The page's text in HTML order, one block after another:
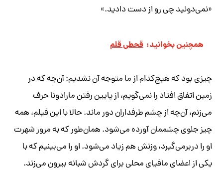
«نمی‌دونید چی رو از دست دادید.»
همچنین بخوانید: قحطی قلم
چیزی بود که هیچ‌کدام از ما متوجه آن نشدیم: آن‌چه که در
زمین اتفاق افتاد را نمی‌گویم، از پایین رفتن مارادونا حرف
می‌زنم، آن‌چه از چشم طرفداران دور ماند. حالا با این فیلم، همه
چیز جلوی چشممان آورده می‌شود. همان‌طور که به مرور شهرت
او را دربرمی‌گیرد، وزنش هم زیاد می‌شود. او را می‌بینیم که با
یکی از اعضای مافیای محلی برای گردش شبانه بیرون می‌زند.